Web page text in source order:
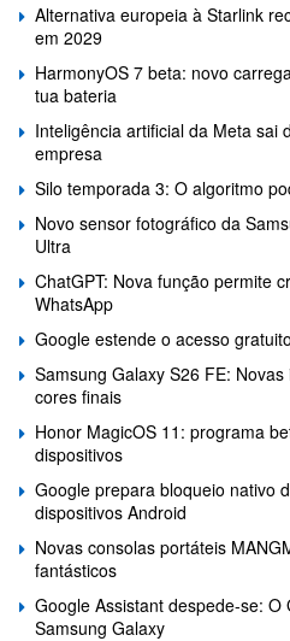
Alternativa europeia à Starlink
em 2029
HarmonyOS 7 beta: novo
tua bateria
Inteligência artificial da Meta sai
empresa
Silo temporada 3: O algoritmo
Novo sensor fotográfico da
Ultra
ChatGPT: Nova função permite
WhatsApp
Google estende o acesso
Samsung Galaxy S26 FE:
cores finais
Honor MagicOS 11: programa
dispositivos
Google prepara bloqueio nativo
dispositivos Android
Novas consolas portáteis
fantásticos
Google Assistant despede-se: O
Samsung Galaxy